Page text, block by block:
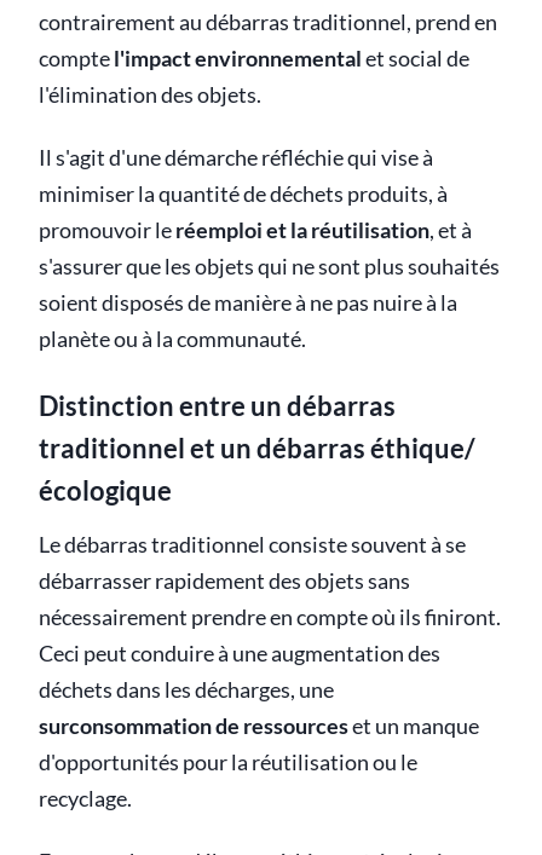
contrairement au débarras traditionnel, prend en
comptel'impact environnementalet social de
l'élimination des objets.
Il s'agit d'une démarche réfléchie qui vise à
minimiser la quantité de déchets produits, à
promouvoir leréemploi et la réutilisation, et à
s'assurer que les objets qui ne sont plus souhaités
soient disposés de manière à ne pas nuire à la
planète ou à la communauté.
Distinction entre un débarras
traditionnel et un débarras éthique/
écologique
Le débarras traditionnel consiste souvent à se
débarrasser rapidement des objets sans
nécessairement prendre en compte où ils finiront.
Ceci peut conduire à une augmentation des
déchets dans les décharges, une
surconsommation de ressourceset un manque
d'opportunités pour la réutilisation ou le
recyclage.